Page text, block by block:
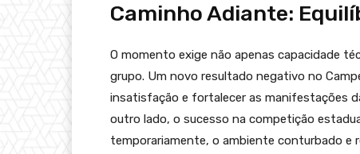
Caminho Adiante:
O momento exige não apenas capacidade
grupo. Um novo resultado negativo no
insatisfação e fortalecer as manifestações
outro lado, o sucesso na competição
temporariamente, o ambiente conturbado e